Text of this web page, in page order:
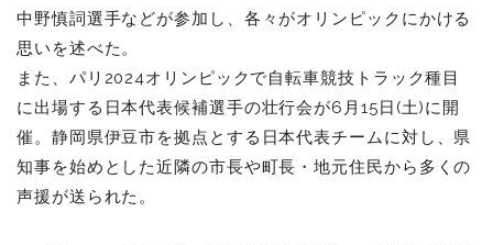
中野慎詞選手などが参加し、各々がオリンピックにかける
思いを述べた。
また、パリ2024オリンピックで自転車競技トラック種目
に出場する日本代表候補選手の壮行会が6月15日(土)に開
催。静岡県伊豆市を拠点とする日本代表チームに対し、県
知事を始めとした近隣の市長や町長・地元住民から多くの
声援が送られた。